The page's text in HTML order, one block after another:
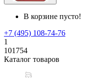
В корзине пусто!
+7 (495) 108-74-76
1
101754
Каталог товаров